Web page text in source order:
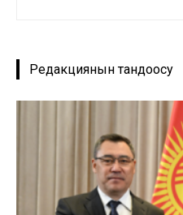
Редакциянын тандоосу